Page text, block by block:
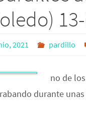
2021 pardillo
no de
durante